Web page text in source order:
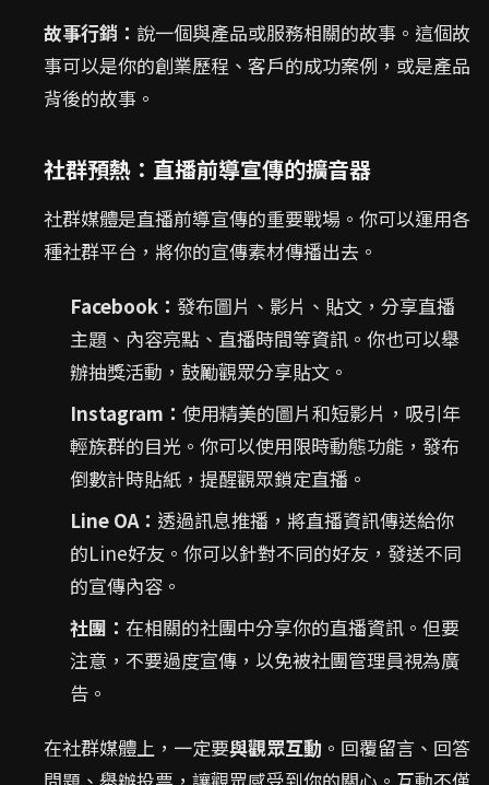
故事行銷： 說一個與產品或服務相關的故事。這個故
事可以是你的創業歷程、客戶的成功案例，或是產品
背後的故事。
社群預熱：直播前導宣傳的擴音器
社群媒體是直播前導宣傳的重要戰場。你可以運用各
種社群平台，將你的宣傳素材傳播出去。
Facebook： 發布圖片、影片、貼文，分享直播
主題、內容亮點、直播時間等資訊。你也可以舉
辦抽獎活動，鼓勵觀眾分享貼文。
Instagram： 使用精美的圖片和短影片，吸引年
輕族群的目光。你可以使用限時動態功能，發布
倒數計時貼紙，提醒觀眾鎖定直播。
Line OA： 透過訊息推播，將直播資訊傳送給你
的Line好友。你可以針對不同的好友，發送不同
的宣傳內容。
社團： 在相關的社團中分享你的直播資訊。但要
注意，不要過度宣傳，以免被社團管理員視為廣
告。
在社群媒體上，一定要與觀眾互動 。回覆留言、回答